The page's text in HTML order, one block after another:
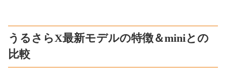
うるさらX最新モデルの特徴＆miniとの
比較